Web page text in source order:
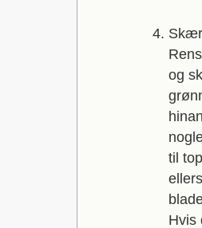
og
til
Hvis